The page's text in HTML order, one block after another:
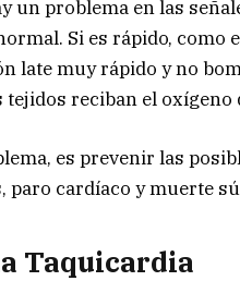
un problema en las
Si es rápido, como
late muy rápido y no
reciban el oxígeno
es prevenir las
paro cardíaco y muerte
Taquicardia